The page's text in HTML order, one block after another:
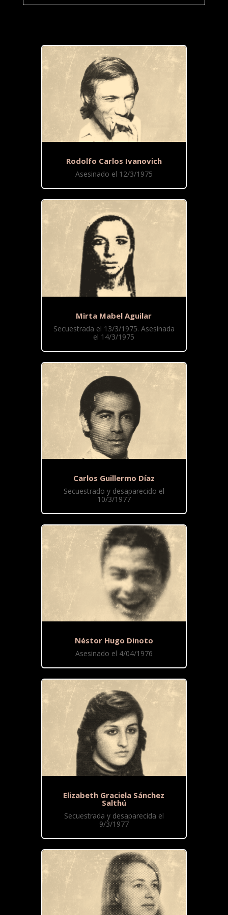
Rodolfo Carlos Ivanovich
Asesinado el 12/3/1975
Mirta Mabel Aguilar
Secuestrada el 13/3/1975. Asesinada
el 14/3/1975
Carlos Guillermo Díaz
Secuestrado y desaparecido el
10/3/1977
Néstor Hugo Dinoto
Asesinado el 4/04/1976
Elizabeth Graciela Sánchez
Salthú
Secuestrada y desaparecida el
9/3/1977